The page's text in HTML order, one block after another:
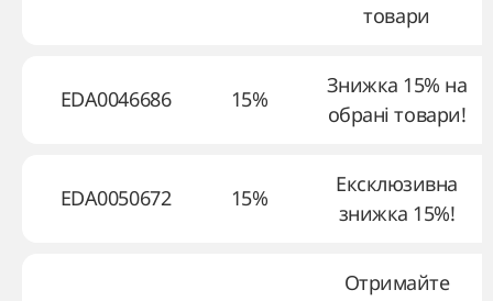
товари
EDA0046686 15%
Знижка 15% на
обрані товари!
EDA0050672 15%
Ексклюзивна
знижка 15%!
Отримайте